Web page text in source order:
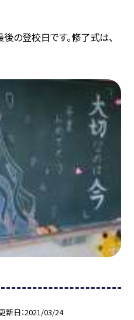
の登校日です。修了式は、
新日 2021/03/24